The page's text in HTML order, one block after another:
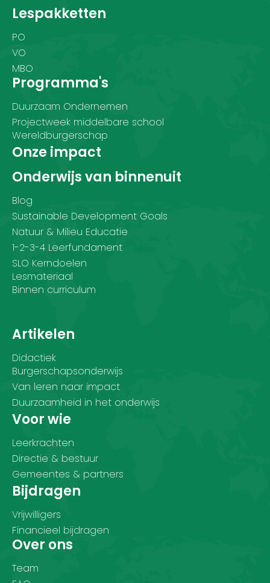
Lespakketten
PO
VO
MBO
Programma's
Duurzaam Ondernemen
Projectweek middelbare school
Wereldburgerschap
Onze impact
Onderwijs van binnenuit
Blog
Sustainable Development Goals
Natuur & Milieu Educatie
1-2-3-4 Leerfundament
SLO Kerndoelen
Lesmateriaal
Binnen curriculum
Artikelen
Didactiek
Burgerschapsonderwijs
Van leren naar impact
Duurzaamheid in het onderwijs
Voor wie
Leerkrachten
Directie & bestuur
Gemeentes & partners
Bijdragen
Vrijwilligers
Financieel bijdragen
Over ons
Team